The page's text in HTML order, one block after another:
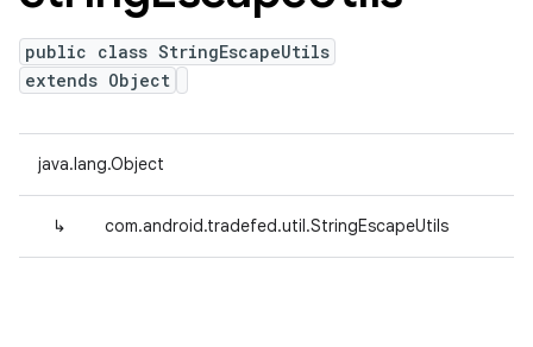
public class StringEscapeUtils
extends Object
java.lang.Object
↳ com.android.tradefed.util.StringEscapeUtils